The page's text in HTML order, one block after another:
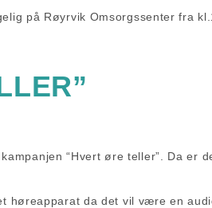
på Røyrvik Omsorgssenter fra
“Hvert øre teller”. Da er
høreapparat da det vil være en